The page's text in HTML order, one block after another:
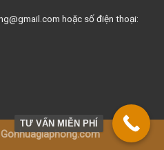
hoặc số điện thoại:
Gonhuagiaphong.com
TƯ VẤN MIỄN PHÍ